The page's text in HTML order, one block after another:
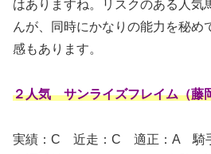
はありますね。リスクのある人気
んが、同時にかなりの能力を秘め
感もあります。
２人気 サンライズフレイム（
実績：C 近走：C 適正：A 騎